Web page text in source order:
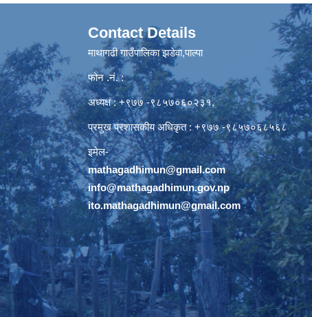
Contact Details
माथागढी गाउँपालिका झडेवा,पाल्पा
फोन .नं. :
अध्यक्ष : +९७७ -९८५७०६०२३१,
प्रमुख प्रशासकीय अधिकृत : +९७७ -९८५७०६८५६८
इमेल-
mathagadhimun@gmail.com,
info@mathagadhimun.gov.np
ito.mathagadhimun@gmail.com